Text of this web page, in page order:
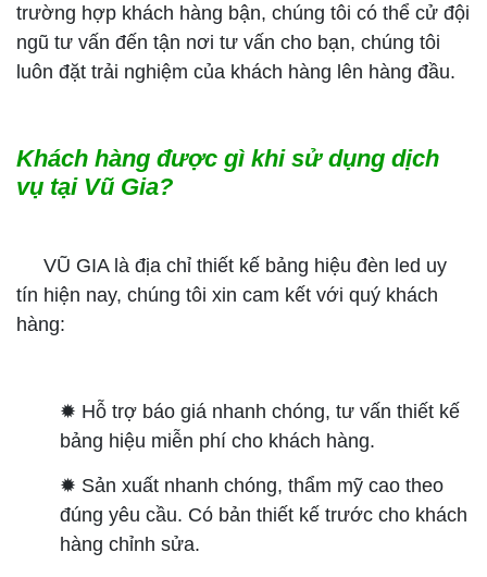
trường hợp khách hàng bận, chúng tôi có thể cử đội
ngũ tư vấn đến tận nơi tư vấn cho bạn, chúng tôi
luôn đặt trải nghiệm của khách hàng lên hàng đầu.
Khách hàng được gì khi sử dụng dịch
vụ tại Vũ Gia?
VŨ GIA là địa chỉ thiết kế bảng hiệu đèn led uy
tín hiện nay, chúng tôi xin cam kết với quý khách
hàng:
✹ Hỗ trợ báo giá nhanh chóng, tư vấn thiết kế
bảng hiệu miễn phí cho khách hàng.
✹ Sản xuất nhanh chóng, thẩm mỹ cao theo
đúng yêu cầu. Có bản thiết kế trước cho khách
hàng chỉnh sửa.